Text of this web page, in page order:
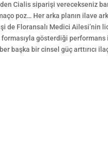
Cialis siparişi verecekseniz
poz… Her arka planın ilave
de Floransalı Medici Ailesi’nin
formasıyla gösterdiği
başka bir cinsel güç arttırıcı